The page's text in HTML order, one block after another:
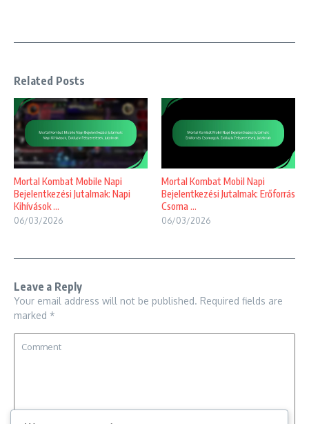
Related Posts
Mortal Kombat Mobile Napi
Bejelentkezési Jutalmak: Napi
Kihívások ...
06/03/2026
Mortal Kombat Mobil Napi
Bejelentkezési Jutalmak: Erőforrás
Csoma ...
06/03/2026
Leave a Reply
Your email address will not be published. Required fields are
marked *